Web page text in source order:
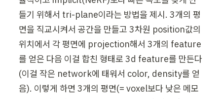
들기 위해서 tri-plane이라는 방법을 제시. 3개의 평
면을 직교시켜서 공간을 만들고 3차원 position값의
위치에서 각 평면에 projection해서 3개의 feature
를 얻은 다음 이걸 합친 형태로 3d feature를 만든다
(이걸 작은 network에 태워서 color, density를 얻
음). 이렇게 하면 3개의 평면(= voxel보다 낮은 메모